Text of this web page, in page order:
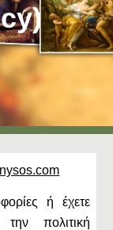
ή έχετε
πολιτική